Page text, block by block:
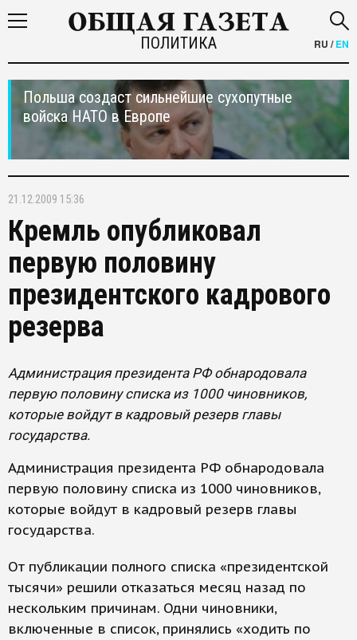
ПОЛИТИКА RU /EN
Польша создаст сильнейшие сухопутные
войска НАТО в Европе
21.12.2009 15:36
Кремль опубликовал
первую половину
президентского кадрового
резерва
Администрация президента РФ обнародовала
первую половину списка из 1000 чиновников,
которые войдут в кадровый резерв главы
государства.
Администрация президента РФ обнародовала
первую половину списка из 1000 чиновников,
которые войдут в кадровый резерв главы
государства.
От публикации полного списка «президентской
тысячи» решили отказаться месяц назад по
нескольким причинам. Одни чиновники,
включенные в список, принялись «ходить по